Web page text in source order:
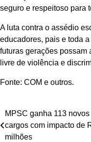
seguro e respeitoso para
A luta contra o assédio
educadores, pais e toda
futuras gerações possam
livre de violência e
Fonte: COM e outros.
Navegação
de
MPSC ganha 113 novos
cargos com impacto de
milhões